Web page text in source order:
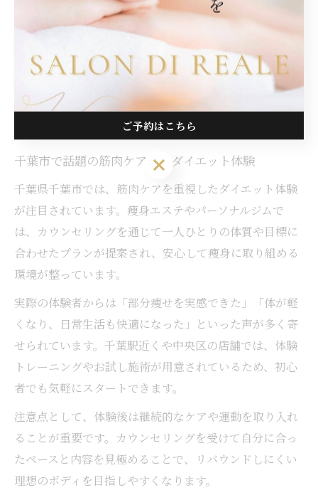
す。特に初心者は無理のない範囲から始めることが大切
です。
また、筋肉を動かすことで血流が良くなり、冷えやむく
みの予防にも役立ちます。日常生活の中で意識的に体を
動かす工夫を取り入れることで、ダイエットのモチベー
ション維持にもつながります。
千葉市で話題の筋肉ケア付きダイエット体験
千葉県千葉市では、筋肉ケアを重視したダイエット体験
が注目されています。痩身エステやパーソナルジムで
は、カウンセリングを通じて一人ひとりの体質や目標に
合わせたプランが提案され、安心して痩身に取り組める
環境が整っています。
実際の体験者からは「部分痩せを実感できた」「体が軽
くなり、日常生活も快適になった」といった声が多く寄
せられています。千葉駅近くや中央区の店舗では、体験
トレーニングやお試し施術が用意されているため、初心
者でも気軽にスタートできます。
注意点として、体験後は継続的なケアや運動を取り入れ
ることが重要です。カウンセリングを受けて自分に合っ
たペースと内容を見極めることで、リバウンドしにくい
理想のボディを目指しやすくなります。
ご予約はこちら
ご予約はこちら